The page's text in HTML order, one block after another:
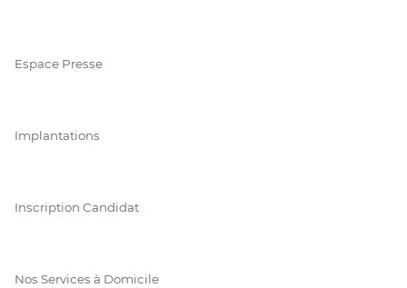
Espace Presse
Implantations
Inscription Candidat
Nos Services à Domicile